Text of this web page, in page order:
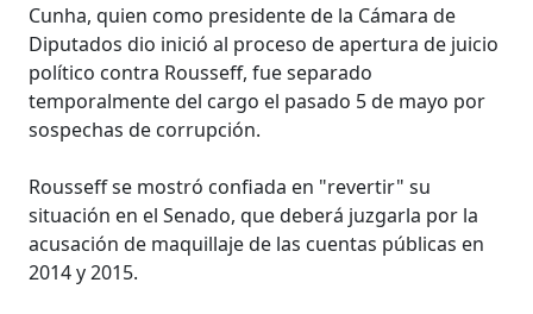
Cunha, quien como presidente de la Cámara de
Diputados dio inició al proceso de apertura de juicio
político contra Rousseff, fue separado
temporalmente del cargo el pasado 5 de mayo por
sospechas de corrupción.
Rousseff se mostró confiada en "revertir" su
situación en el Senado, que deberá juzgarla por la
acusación de maquillaje de las cuentas públicas en
2014 y 2015.